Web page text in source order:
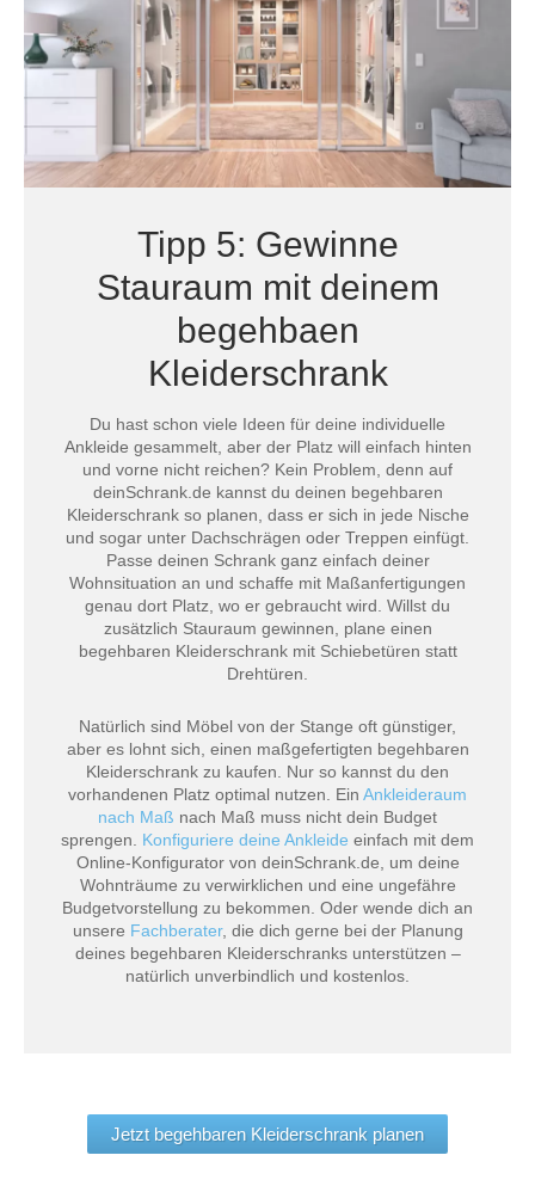
Tipp 5: Gewinne
Stauraum mit deinem
begehbaen
Kleiderschrank
Du hast schon viele Ideen für deine individuelle
Ankleide gesammelt, aber der Platz will einfach hinten
und vorne nicht reichen? Kein Problem, denn auf
deinSchrank.de kannst du deinen begehbaren
Kleiderschrank so planen, dass er sich in jede Nische
und sogar unter Dachschrägen oder Treppen einfügt.
Passe deinen Schrank ganz einfach deiner
Wohnsituation an und schaffe mit Maßanfertigungen
genau dort Platz, wo er gebraucht wird. Willst du
zusätzlich Stauraum gewinnen, plane einen
begehbaren Kleiderschrank mit Schiebetüren statt
Drehtüren.
Natürlich sind Möbel von der Stange oft günstiger,
aber es lohnt sich, einen maßgefertigten begehbaren
Kleiderschrank zu kaufen. Nur so kannst du den
vorhandenen Platz optimal nutzen. Ein Ankleideraum
nach Maß nach Maß muss nicht dein Budget
sprengen. Konfiguriere deine Ankleide einfach mit dem
Online-Konfigurator von deinSchrank.de, um deine
Wohnträume zu verwirklichen und eine ungefähre
Budgetvorstellung zu bekommen. Oder wende dich an
unsere Fachberater, die dich gerne bei der Planung
deines begehbaren Kleiderschranks unterstützen –
natürlich unverbindlich und kostenlos.
Jetzt begehbaren Kleiderschrank planen